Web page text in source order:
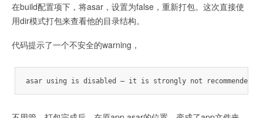
在build配置项下，将asar，设置为false，重新打包。这次直接使
用dir模式打包来查看他的目录结构。
代码提示了一个不安全的warning，
asar using is disabled — it is strongly not recommended